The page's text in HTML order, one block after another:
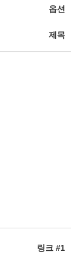
옵션
제목
링크 #1